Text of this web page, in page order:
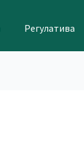
Регулатива